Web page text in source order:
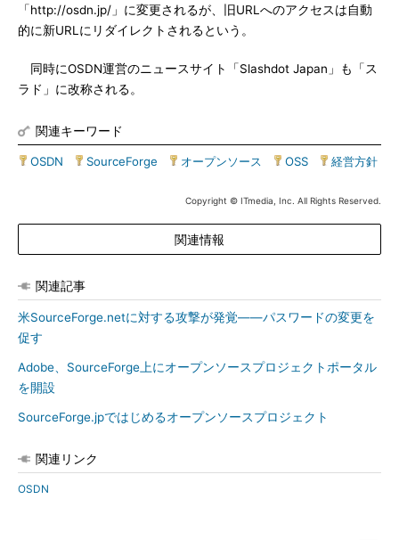
「http://osdn.jp/」に変更されるが、旧URLへのアクセスは自動
的に新URLにリダイレクトされるという。
同時にOSDN運営のニュースサイト「Slashdot Japan」も「ス
ラド」に改称される。
関連キーワード
OSDN SourceForge オープンソース OSS 経営方針
Copyright © ITmedia, Inc. All Rights Reserved.
関連情報
関連記事
米SourceForge.netに対する攻撃が発覚――パスワードの変更を
促す
Adobe、SourceForge上にオープンソースプロジェクトポータル
を開設
SourceForge.jpではじめるオープンソースプロジェクト
関連リンク
OSDN